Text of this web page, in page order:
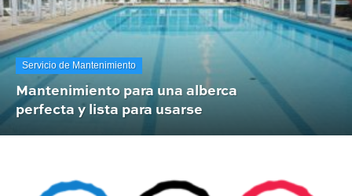
Servicio de Mantenimiento
Mantenimiento para una alberca
perfecta y lista para usarse